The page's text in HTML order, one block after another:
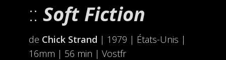
Soft Fiction
de Chick Strand | 1979 | États-Unis |
16mm | 56 min | Vostfr